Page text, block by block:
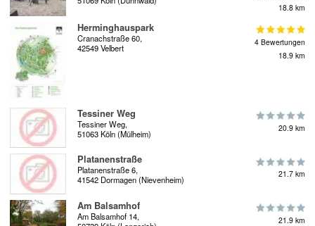
18.8 km
Herminghauspark
Cranachstraße 60,
42549 Velbert
4 Bewertungen
18.9 km
Tessiner Weg
Tessiner Weg,
51063 Köln (Mülheim)
20.9 km
Platanenstraße
Platanenstraße 6,
41542 Dormagen (Nievenheim)
21.7 km
Am Balsamhof
Am Balsamhof 14,
21.9 km